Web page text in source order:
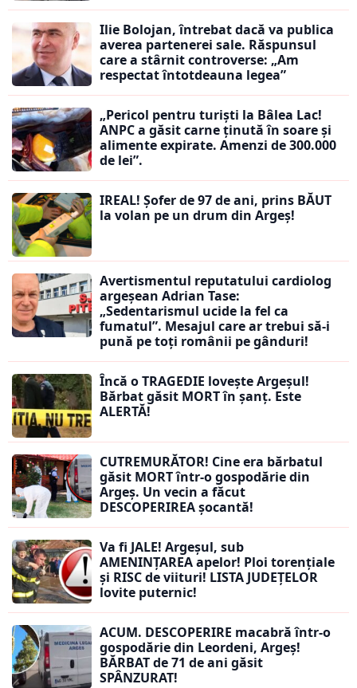
Ilie Bolojan, întrebat dacă va publica
averea partenerei sale. Răspunsul
care a stârnit controverse: „Am
respectat întotdeauna legea”
„Pericol pentru turiști la Bâlea Lac!
ANPC a găsit carne ținută în soare și
alimente expirate. Amenzi de 300.000
de lei”.
IREAL! Șofer de 97 de ani, prins BĂUT
la volan pe un drum din Argeș!
Avertismentul reputatului cardiolog
argeșean Adrian Tase:
„Sedentarismul ucide la fel ca
fumatul”. Mesajul care ar trebui să-i
pună pe toți românii pe gânduri!
Încă o TRAGEDIE lovește Argeșul!
Bărbat găsit MORT în șanț. Este
ALERTĂ!
CUTREMURĂTOR! Cine era bărbatul
găsit MORT într-o gospodărie din
Argeș. Un vecin a făcut
DESCOPERIREA șocantă!
Va fi JALE! Argeșul, sub
AMENINȚAREA apelor! Ploi torențiale
și RISC de viituri! LISTA JUDEȚELOR
lovite puternic!
ACUM. DESCOPERIRE macabră într-o
gospodărie din Leordeni, Argeș!
BĂRBAT de 71 de ani găsit
SPÂNZURAT!